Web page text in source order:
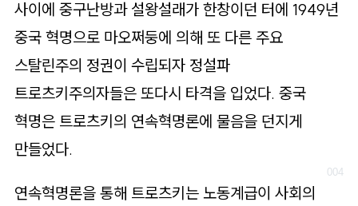
사이에 중구난방과 설왕설래가 한창이던 터에 1949년
중국 혁명으로 마오쩌둥에 의해 또 다른 주요
스탈린주의 정권이 수립되자 정설파
트로츠키주의자들은 또다시 타격을 입었다. 중국
혁명은 트로츠키의 연속혁명론에 물음을 던지게
만들었다.
연속혁명론을 통해 트로츠키는 노동계급이 사회의